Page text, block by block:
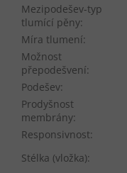
Mezipodešev-typ
tlumící pěny:
Míra tlumení:
Možnost
přepodešvení:
Podešev:
Prodyšnost
membrány:
Responsivnost:
Stélka (vložka):